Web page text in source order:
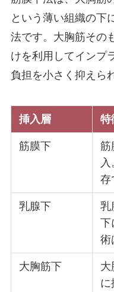
施術一覧
顔の施術
身体の施術
豊胸手術
24時間受付
という薄い組織の下
法です。大胸筋その
けを利用してインプ
負担を小さく抑えら
挿入層 特
筋膜下
筋
入
存
乳腺下
乳
下
術
大胸筋下
大
に